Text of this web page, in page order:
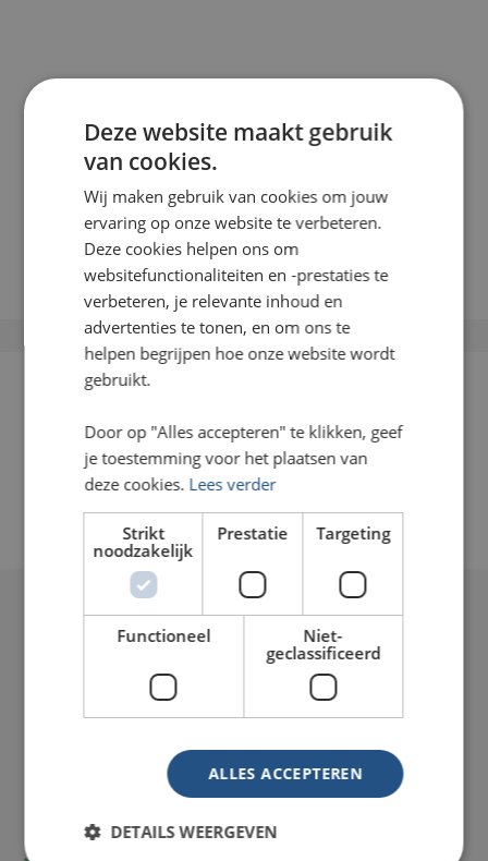
Pixlip item
12,75 In winkelwagen
Deze website maakt gebruik
van cookies.
Wij maken gebruik van cookies om jouw
ervaring op onze website te verbeteren.
Deze cookies helpen ons om
websitefunctionaliteiten en -prestaties te
verbeteren, je relevante inhoud en
advertenties te tonen, en om ons te
helpen begrijpen hoe onze website wordt
gebruikt.
Door op "Alles accepteren" te klikken, geef
je toestemming voor het plaatsen van
deze cookies. Lees verder
Strikt
noodzakelijk
Prestatie Targeting
Functioneel
Niet-
geclassificeerd
ALLES ACCEPTEREN
DETAILS WEERGEVEN